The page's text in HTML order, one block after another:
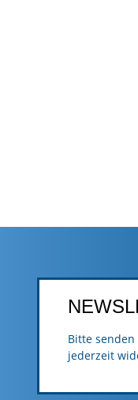
Bitte
jederzeit